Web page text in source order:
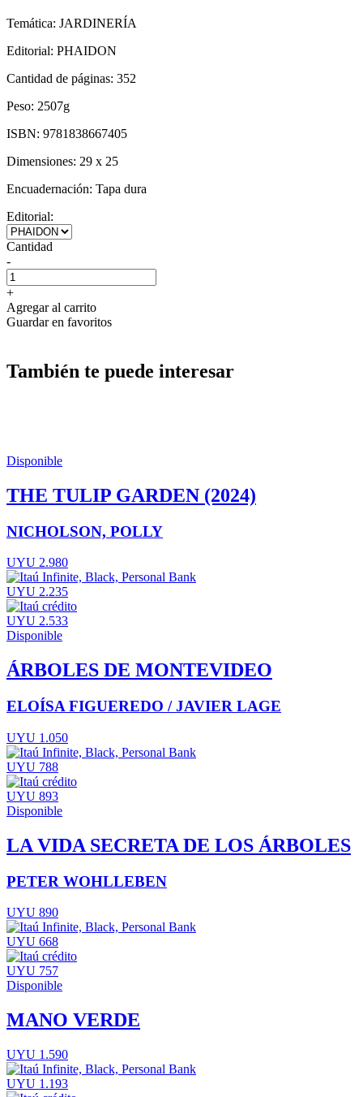
Temática: JARDINERÍA
Editorial: PHAIDON
Cantidad de páginas: 352
Peso: 2507g
ISBN: 9781838667405
Dimensiones: 29 x 25
Encuadernación: Tapa dura
Editorial:
Cantidad
-
+
Agregar al carrito
Guardar en favoritos
También te puede interesar
Disponible
THE TULIP GARDEN (2024)
NICHOLSON, POLLY
UYU 2.980
UYU 2.235
UYU 2.533
Disponible
ÁRBOLES DE MONTEVIDEO
ELOÍSA FIGUEREDO / JAVIER LAGE
UYU 1.050
UYU 788
UYU 893
Disponible
LA VIDA SECRETA DE LOS ÁRBOLES
PETER WOHLLEBEN
UYU 890
UYU 668
UYU 757
Disponible
MANO VERDE
UYU 1.590
UYU 1.193